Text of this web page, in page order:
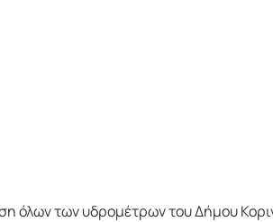
των υδρομέτρων του Δήμου